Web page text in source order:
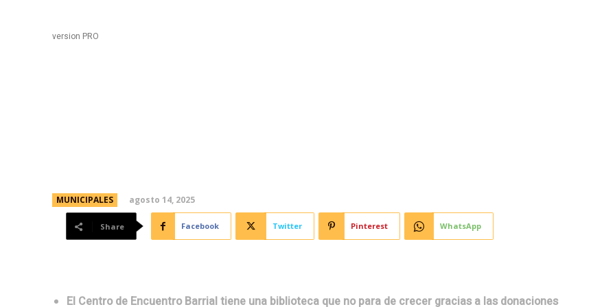
version PRO
MUNICIPALES agosto 14, 2025
Share Facebook Twitter Pinterest WhatsApp
El Centro de Encuentro Barrial tiene una biblioteca que no para de crecer gracias a las donaciones